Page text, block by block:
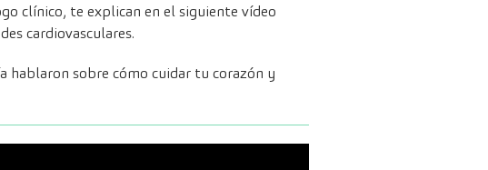
clínico, te explican en el siguiente vídeo
cardiovasculares.
hablaron sobre cómo cuidar tu corazón y